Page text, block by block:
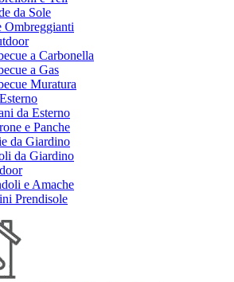
da Sole
Ombreggianti
a Carbonella
a Gas
Muratura
da Esterno
e Panche
da Giardino
da Giardino
e Amache
Prendisole